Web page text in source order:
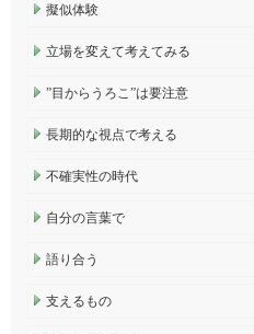
擬似体験
立場を変えて考えてみる
”目からうろこ”は要注意
長期的な視点で考える
不確実性の時代
自分の言葉で
語り合う
支えるもの